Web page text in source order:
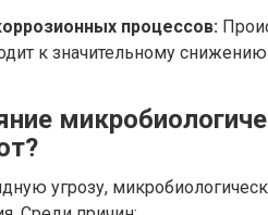
процессов:
к значительному
угрозу,